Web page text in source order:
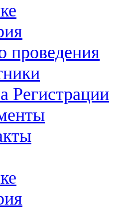
проведения
Регистрации